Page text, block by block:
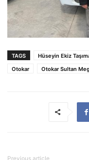
TAGS Hüseyin Ekiz
Otokar
Otokar Sultan
Previous article